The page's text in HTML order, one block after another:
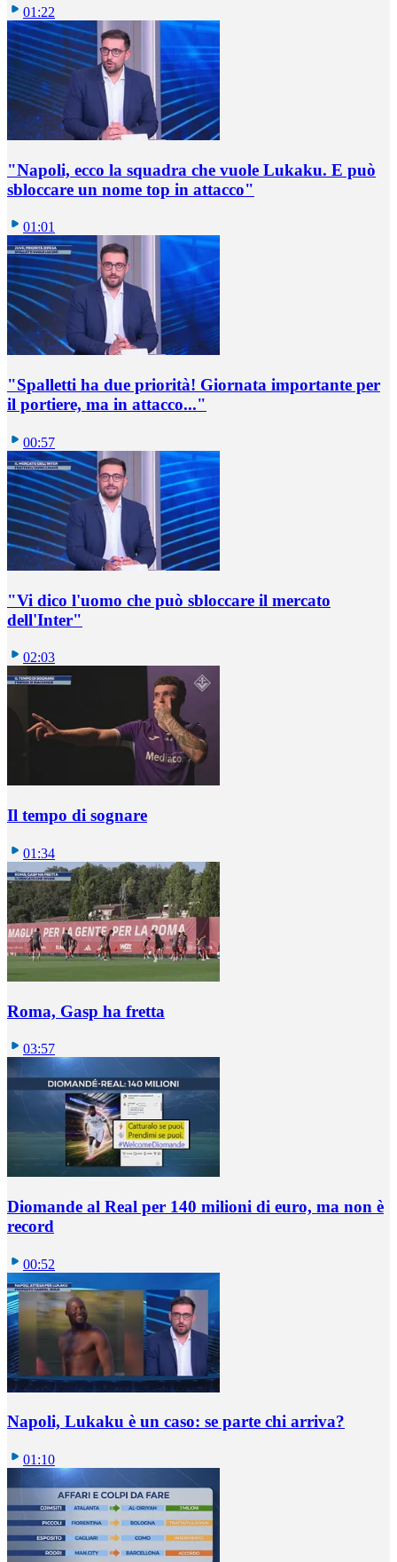
01:22
"Napoli, ecco la squadra che vuole Lukaku. E può
sbloccare un nome top in attacco"
01:01
"Spalletti ha due priorità! Giornata importante per
il portiere, ma in attacco..."
00:57
"Vi dico l'uomo che può sbloccare il mercato
dell'Inter"
02:03
Il tempo di sognare
01:34
Roma, Gasp ha fretta
03:57
Diomande al Real per 140 milioni di euro, ma non è
record
00:52
Napoli, Lukaku è un caso: se parte chi arriva?
01:10